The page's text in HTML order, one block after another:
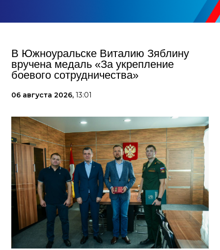
В Южноуральске Виталию Зяблину
вручена медаль «За укрепление
боевого сотрудничества»
06 августа 2026, 13:01